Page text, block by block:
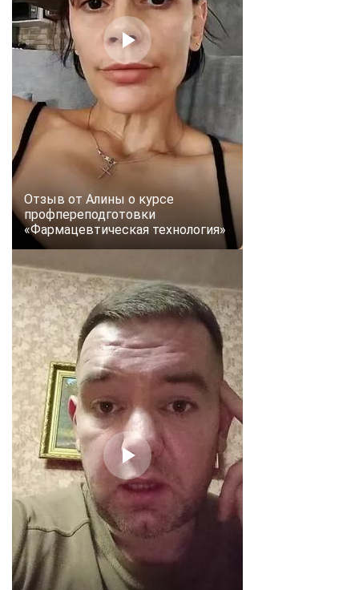
Отзыв от Алины о курсе
профпереподготовки
«Фармацевтическая технология»
ChatApp
online
Мессенджеры
Свяжитесь с нами через любой удобный мессенджер!
Telegram WhatsApp
Vkontakte EMail
Max